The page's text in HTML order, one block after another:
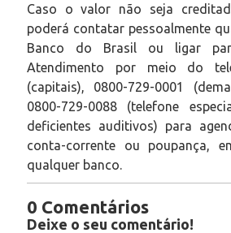
Caso o valor não seja
poderá contatar pessoalmente
Banco do Brasil ou ligar
Atendimento por meio do
(capitais), 0800-729-0001
0800-729-0088 (telefone
deficientes auditivos) para
conta-corrente ou poupança,
qualquer banco.
0 Comentários
Deixe o seu comentário!